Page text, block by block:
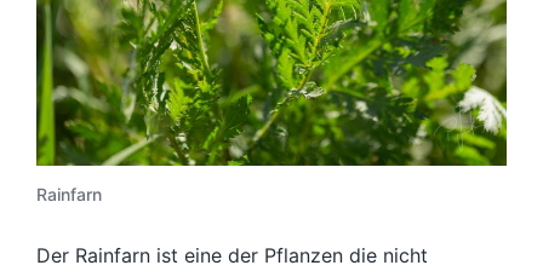
Rainfarn
Der Rainfarn ist eine der Pflanzen die nicht